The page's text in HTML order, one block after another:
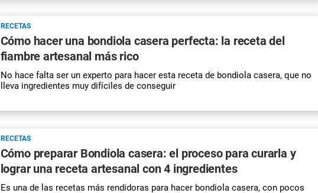
RECETAS
Cómo hacer una bondiola casera perfecta: la receta del
fiambre artesanal más rico
No hace falta ser un experto para hacer esta receta de bondiola casera, que no
lleva ingredientes muy difíciles de conseguir
RECETAS
Cómo preparar Bondiola casera: el proceso para curarla y
lograr una receta artesanal con 4 ingredientes
Es una de las recetas más rendidoras para hacer bondiola casera, con pocos